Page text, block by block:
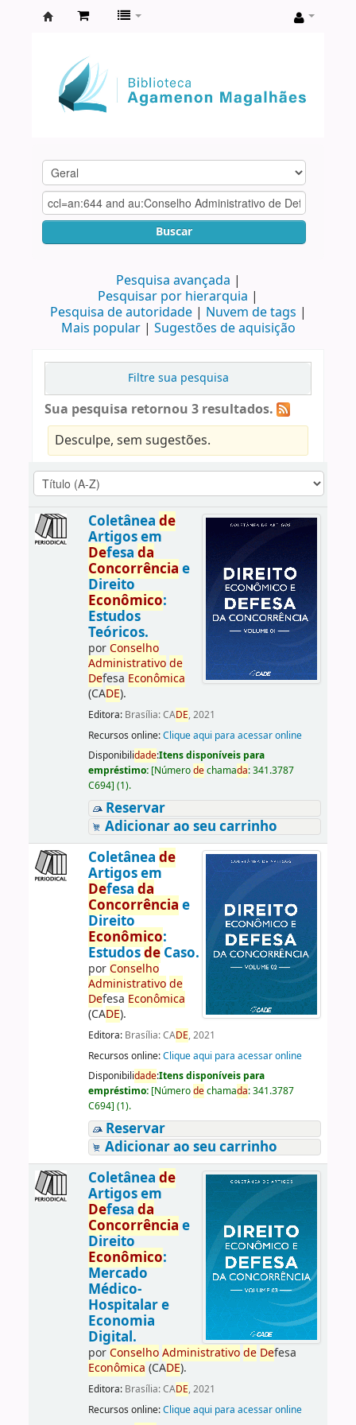
Agamenon
Magalhães
Buscar
Pesquisa avançada
Pesquisar por hierarquia
Pesquisa de autoridade
Nuvem de tags
Mais popular
Sugestões de aquisição
Filtre sua pesquisa
Sua pesquisa retornou 3 resultados.
Desculpe, sem sugestões.
Coletânea de
Artigos em
Defesa da
Concorrência e
Direito
Econômico:
Estudos
Teóricos.
porConselho
Administrativo de
Defesa Econômica
(CADE).
Editora: Brasília: CADE, 2021
Recursos online:Clique aqui para acessar online
Disponibilidade:Itens disponíveis para
empréstimo: [Númerodechamada:341.3787
C694] (1).
Reservar
Adicionar ao seu carrinho
Coletânea de
Artigos em
Defesa da
Concorrência e
Direito
Econômico:
EstudosdeCaso.
porConselho
Administrativo de
Defesa Econômica
(CADE).
Editora: Brasília: CADE, 2021
Recursos online:Clique aqui para acessar online
Disponibilidade:Itens disponíveis para
empréstimo: [Númerodechamada:341.3787
C694] (1).
Reservar
Adicionar ao seu carrinho
Coletânea de
Artigos em
Defesa da
Concorrência e
Direito
Econômico:
Mercado
Médico-
Hospitalar e
Economia
Digital.
porConselho Administrativo de Defesa
Econômica (CADE).
Editora: Brasília: CADE, 2021
Recursos online:Clique aqui para acessar online